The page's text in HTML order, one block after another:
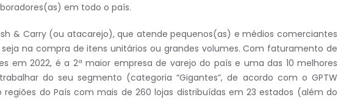
em todo o país.
& Carry (ou atacarejo), que atende pequenos(as) e médios comerciantes
na compra de itens unitários ou grandes volumes. Com faturamento de
em 2022, é a 2ª maior empresa de varejo do país e uma das 10 melhores
do seu segmento (categoria “Gigantes”, de acordo com o GPTW
regiões do País com mais de 260 lojas distribuídas em 23 estados (além do